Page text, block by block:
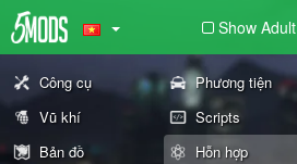
Show Adult
Công cụ Phương tiện
Vũ khí
Scripts
Bản đồ
Hỗn hợp